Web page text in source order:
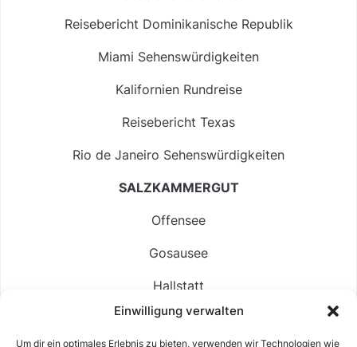
Einwilligung verwalten
Um dir ein optimales Erlebnis zu bieten, verwenden wir Technologien wie
Reisebericht Dominikanische Republik
Miami Sehenswürdigkeiten
Kalifornien Rundreise
Reisebericht Texas
Rio de Janeiro Sehenswürdigkeiten
SALZKAMMERGUT
Offensee
Gosausee
Hallstatt
Langbathsee